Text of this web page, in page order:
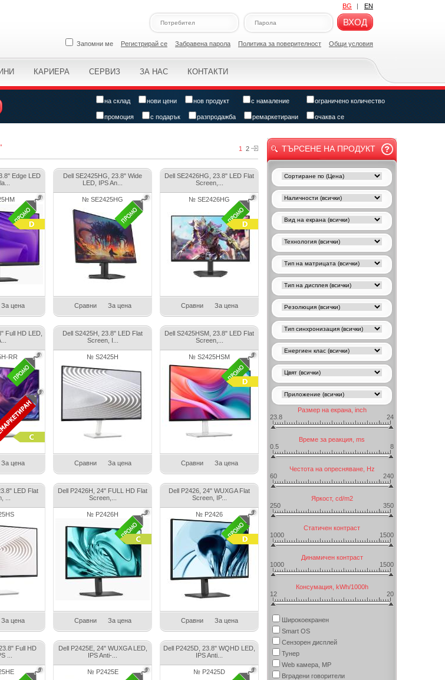
BG | EN
ВХОД
Запомни ме Регистрирай се Забравена парола Политикa за поверителност Общи условия
КАРИЕРА СЕРВИЗ ЗА НАС КОНТАКТИ
на склад нови цени нов продукт с намаление ограничено количество
промоция с подарък разпродажба ремаркетирани очаква се
1 2
Edge LED
За цена
Dell SE2425HG, 23.8" Wide
LED, IPS An...
№ SE2425HG
Сравни За цена
Dell SE2426HG, 23.8" LED Flat
Screen,...
№ SE2426HG
Сравни За цена
Full HD LED,
RR
За цена
Dell S2425H, 23.8" LED Flat
Screen, I...
№ S2425H
Сравни За цена
Dell S2425HSM, 23.8" LED Flat
Screen,...
№ S2425HSM
Сравни За цена
LED Flat
...
За цена
Dell P2426H, 24" FULL HD Flat
Screen,...
№ P2426H
Сравни За цена
Dell P2426, 24" WUXGA Flat
Screen, IP...
№ P2426
Сравни За цена
Full HD
...
Dell P2425E, 24" WUXGA LED,
IPS Anti-...
№ P2425E
Dell P2425D, 23.8" WQHD LED,
IPS Anti...
№ P2425D
ТЪРСЕНЕ НА ПРОДУКТ
Размер на екрана, inch
23.8
24
Време за реакция, ms
0.5
8
Честота на опресняване, Hz
60
240
Яркост, cd/m2
250
350
Статичен контраст
1000
1500
Динамичен контраст
1000
1500
Консумация, kWh/1000h
12
20
Широкоекранен
Smart OS
Сензорен дисплей
Тунер
Web камера, MP
Вградени говорители